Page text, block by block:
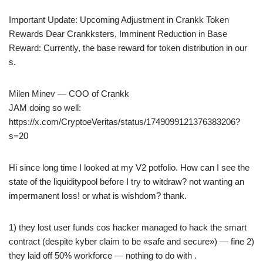
Important Update: Upcoming Adjustment in Crankk Token
Rewards Dear Crankksters, Imminent Reduction in Base
Reward: Currently, the base reward for token distribution in our
s.
Milen Minev — COO of Crankk
JAM doing so well:
https://x.com/CryptoeVeritas/status/1749099121376383206?
s=20
Hi since long time I looked at my V2 potfolio. How can I see the
state of the liquiditypool before I try to witdraw? not wanting an
impermanent loss! or what is wishdom? thank.
1) they lost user funds cos hacker managed to hack the smart
contract (despite kyber claim to be «safe and secure») — fine 2)
they laid off 50% workforce — nothing to do with .